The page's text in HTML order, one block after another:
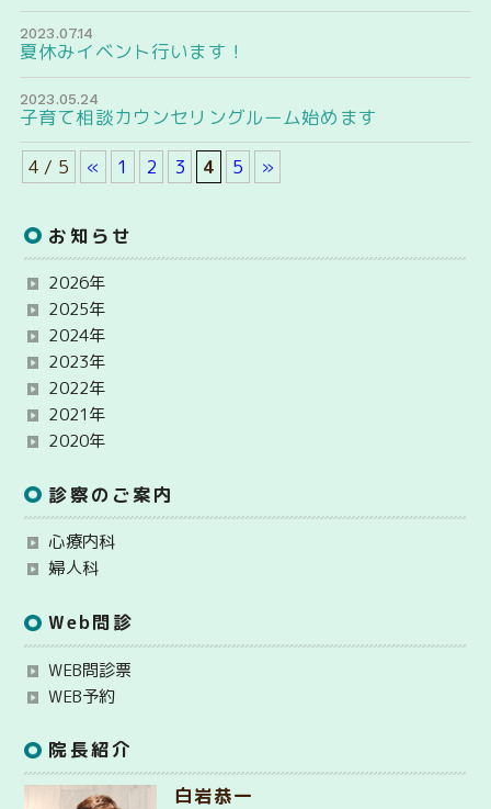
2023.07.14
夏休みイベント行います！
2023.05.24
子育て相談カウンセリングルーム始めます
4 / 5 « 1 2 3 4 5 »
お知らせ
2026年
2025年
2024年
2023年
2022年
2021年
2020年
診察のご案内
心療内科
婦人科
Web問診
WEB問診票
WEB予約
院長紹介
白岩恭一